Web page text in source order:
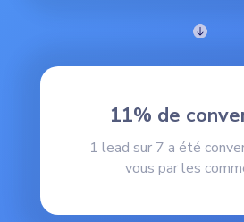
11% de
1 lead sur 7 a été
vous par les